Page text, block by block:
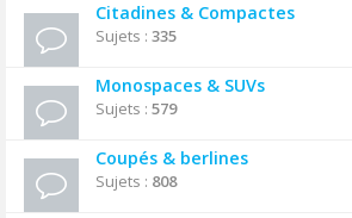
Citadines & Compactes
Sujets : 335
Monospaces & SUVs
Sujets : 579
Coupés & berlines
Sujets : 808